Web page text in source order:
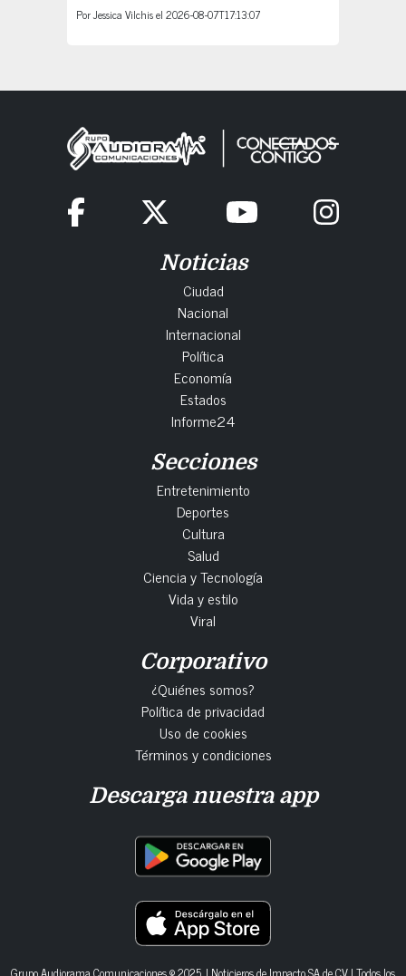
PorJessica Vilchisel 2026-08-07T17:13:07
Noticias
Ciudad
Nacional
Internacional
Política
Economía
Estados
Informe24
Secciones
Entretenimiento
Deportes
Cultura
Salud
Ciencia y Tecnología
Vida y estilo
Viral
Corporativo
¿Quiénes somos?
Política de privacidad
Uso de cookies
Términos y condiciones
Descarga nuestra app